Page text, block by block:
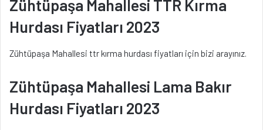
Zühtüpaşa Mahallesi TTR Kırma
Hurdası Fiyatları 2023
Zühtüpaşa Mahallesi ttr kırma hurdası fiyatları için bizi arayınız.
Zühtüpaşa Mahallesi Lama Bakır
Hurdası Fiyatları 2023